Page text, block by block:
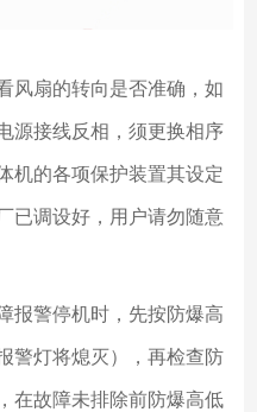
风扇的转向是否准确，如
源接线反相，须更换相序
机的各项保护装置其设定
已调设好，用户请勿随意
报警停机时，先按防爆高
警灯将熄灭），再检查防
在故障未排除前防爆高低